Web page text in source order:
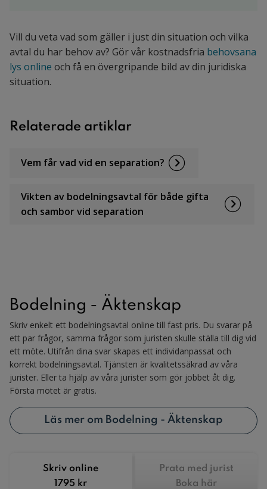
Vill du veta vad som gäller i just din situation och vilka
avtal du har behov av? Gör vår kostnadsfria behovsana
lys online och få en övergripande bild av din juridiska
situation.
Relaterade artiklar
Vem får vad vid en separation?
Vikten av bodelningsavtal för både gifta
och sambor vid separation
Bodelning - Äktenskap
Skriv enkelt ett bodelningsavtal online till fast pris. Du svarar på
ett par frågor, samma frågor som juristen skulle ställa till dig vid
ett möte. Utifrån dina svar skapas ett individanpassat och
korrekt bodelningsavtal. Tjänsten är kvalitetssäkrad av våra
jurister. Eller ta hjälp av våra jurister som gör jobbet åt dig.
Första mötet är gratis.
Läs mer om Bodelning - Äktenskap
Skriv online
1795 kr
Prata med jurist
Boka här